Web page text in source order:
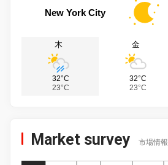
New York City
木
32°C
23°C
金
32°C
23°C
Market survey 市場情報